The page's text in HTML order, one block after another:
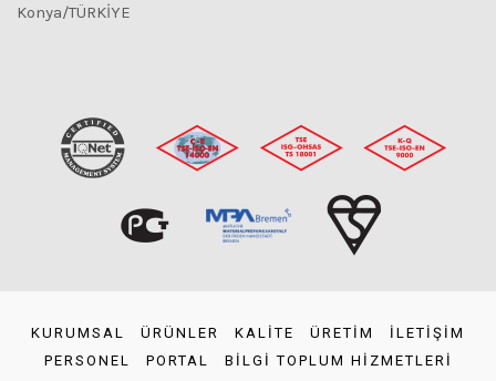
Konya/TÜRKİYE
KURUMSAL ÜRÜNLER KALİTE ÜRETİM
İLETİŞİM
PERSONEL
PORTAL BİLGİ TOPLUM HİZMETLERİ